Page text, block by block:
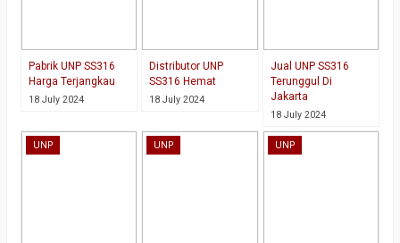
Pabrik UNP SS316
Harga Terjangkau
18 July 2024
Distributor UNP
SS316 Hemat
18 July 2024
Jual UNP SS316
Terunggul Di
Jakarta
18 July 2024
UNP UNP UNP